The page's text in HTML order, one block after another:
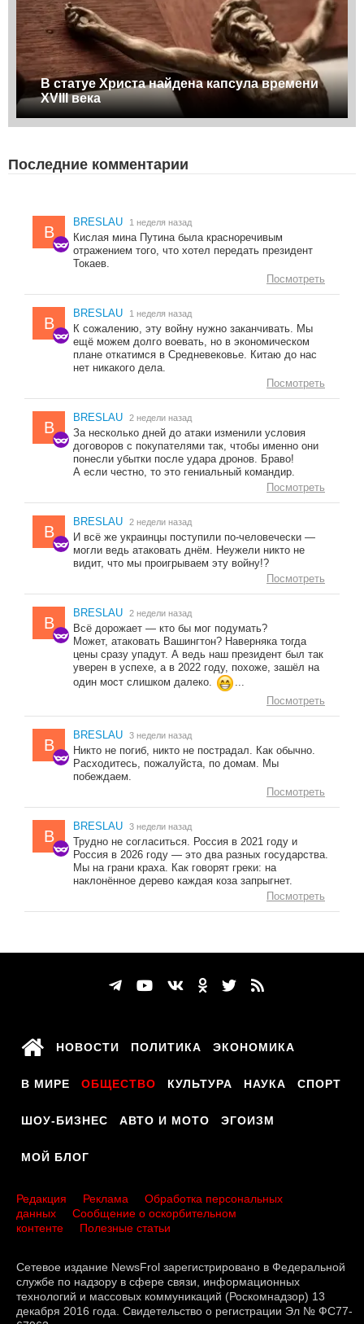
В статуе Христа найдена капсула времени
XVIII века
Последние комментарии
B
BRESLAU 1 неделя назад
Кислая мина Путина была красноречивым
отражением того, что хотел передать президент
Токаев.
Посмотреть
B
BRESLAU 1 неделя назад
К сожалению, эту войну нужно заканчивать. Мы
ещё можем долго воевать, но в экономическом
плане откатимся в Средневековье. Китаю до нас
нет никакого дела.
Посмотреть
B
BRESLAU 2 недели назад
За несколько дней до атаки изменили условия
договоров с покупателями так, чтобы именно они
понесли убытки после удара дронов. Браво!
А если честно, то это гениальный командир.
Посмотреть
B
BRESLAU 2 недели назад
И всё же украинцы поступили по-человечески —
могли ведь атаковать днём. Неужели никто не
видит, что мы проигрываем эту войну!?
Посмотреть
B
BRESLAU 2 недели назад
Всё дорожает — кто бы мог подумать?
Может, атаковать Вашингтон? Наверняка тогда
цены сразу упадут. А ведь наш президент был так
уверен в успехе, а в 2022 году, похоже, зашёл на
один мост слишком далеко.
...
Посмотреть
B
BRESLAU 3 недели назад
Никто не погиб, никто не пострадал. Как обычно.
Расходитесь, пожалуйста, по домам. Мы
побеждаем.
Посмотреть
B
BRESLAU 3 недели назад
Трудно не согласиться. Россия в 2021 году и
Россия в 2026 году — это два разных государства.
Мы на грани краха. Как говорят греки: на
наклонённое дерево каждая коза запрыгнет.
Посмотреть
НОВОСТИ ПОЛИТИКА ЭКОНОМИКА
В МИРЕ ОБЩЕСТВО КУЛЬТУРА НАУКА СПОРТ
ШОУ-БИЗНЕС АВТО И МОТО ЭГОИЗМ
МОЙ БЛОГ
Редакция Реклама
Обработка персональных
данных
Сообщение о оскорбительном
контенте
Полезные статьи
Сетевое издание NewsFrol зарегистрировано в Федеральной
службе по надзору в сфере связи, информационных
технологий и массовых коммуникаций (Роскомнадзор) 13
декабря 2016 года. Свидетельство о регистрации Эл № ФС77-